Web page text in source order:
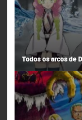
Todos os arcos de